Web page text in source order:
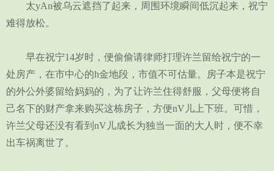
太yAn被乌云遮挡了起来，周围环境瞬间低沉起来，祝宁
难得放松。
早在祝宁14岁时，便偷偷请律师打理许兰留给祝宁的一
处房产，在市中心的h金地段，市值不可估量。房子本是祝宁
的外公外婆留给妈妈的，为了让许兰住得舒服，父母便将自
己名下的财产拿来购买这栋房子，方便nV儿上下班。可惜，
许兰父母还没有看到nV儿成长为独当一面的大人时，便不幸
出车祸离世了。